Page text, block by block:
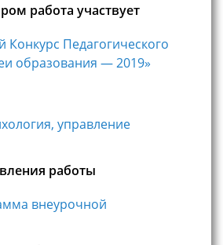
работа участвует
Педагогического
образования — 2019»
управление
работы
внеурочной